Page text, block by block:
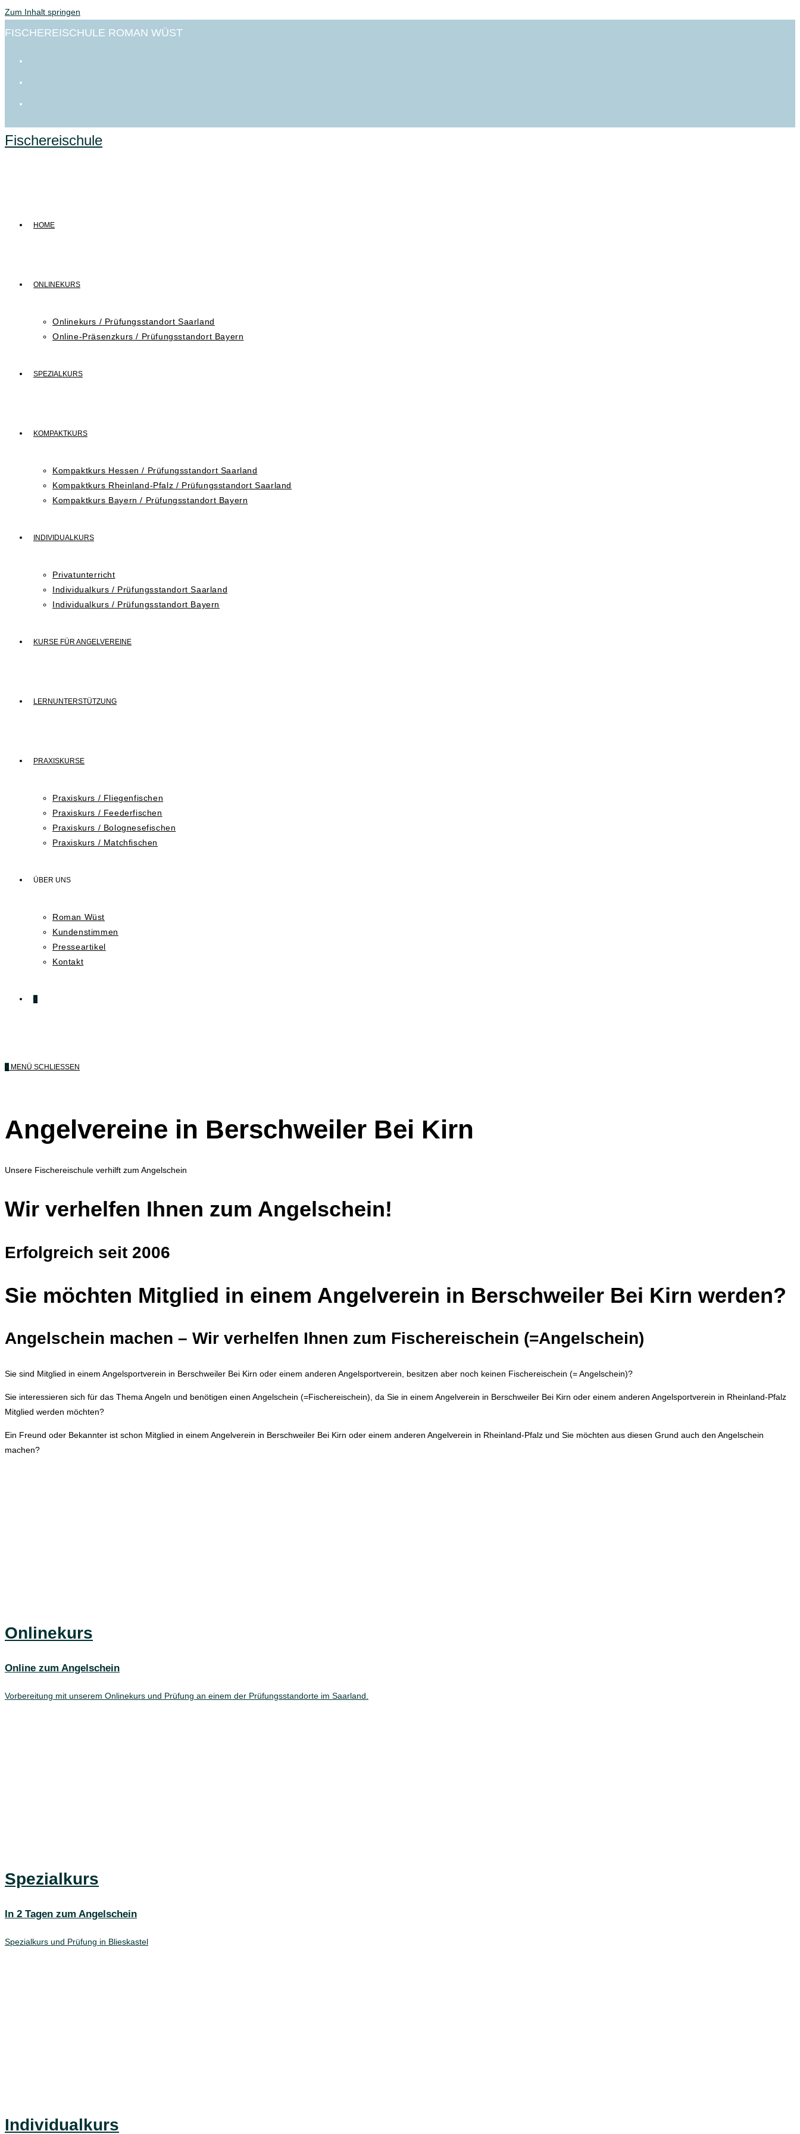
Zum Inhalt springen
FISCHEREISCHULE ROMAN WÜST
Fischereischule
HOME
ONLINEKURS
Onlinekurs / Prüfungsstandort Saarland
Online-Präsenzkurs / Prüfungsstandort Bayern
SPEZIALKURS
KOMPAKTKURS
Kompaktkurs Hessen / Prüfungsstandort Saarland
Kompaktkurs Rheinland-Pfalz / Prüfungsstandort Saarland
Kompaktkurs Bayern / Prüfungsstandort Bayern
INDIVIDUALKURS
Privatunterricht
Individualkurs / Prüfungsstandort Saarland
Individualkurs / Prüfungsstandort Bayern
KURSE FÜR ANGELVEREINE
LERNUNTERSTÜTZUNG
PRAXISKURSE
Praxiskurs / Fliegenfischen
Praxiskurs / Feederfischen
Praxiskurs / Bolognesefischen
Praxiskurs / Matchfischen
ÜBER UNS
Roman Wüst
Kundenstimmen
Presseartikel
Kontakt
0
0 MENÜ SCHLIESSEN
Angelvereine in Berschweiler Bei Kirn
Unsere Fischereischule verhilft zum Angelschein
Wir verhelfen Ihnen zum Angelschein!
Erfolgreich seit 2006
Sie möchten Mitglied in einem Angelverein in Berschweiler Bei Kirn werden?
Angelschein machen – Wir verhelfen Ihnen zum Fischereischein (=Angelschein)
Sie sind Mitglied in einem Angelsportverein in Berschweiler Bei Kirn oder einem anderen Angelsportverein, besitzen aber noch keinen Fischereischein (= Angelschein)?
Sie interessieren sich für das Thema Angeln und benötigen einen Angelschein (=Fischereischein), da Sie in einem Angelverein in Berschweiler Bei Kirn oder einem anderen Angelsportverein in Rheinland-Pfalz
Mitglied werden möchten?
Ein Freund oder Bekannter ist schon Mitglied in einem Angelverein in Berschweiler Bei Kirn oder einem anderen Angelverein in Rheinland-Pfalz und Sie möchten aus diesen Grund auch den Angelschein
machen?
Onlinekurs
Online zum Angelschein
Vorbereitung mit unserem Onlinekurs und Prüfung an einem der Prüfungsstandorte im Saarland.
Spezialkurs
In 2 Tagen zum Angelschein
Spezialkurs und Prüfung in Blieskastel
Individualkurs